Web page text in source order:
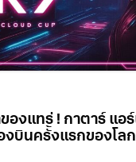
องแทร่ ! กาตาร์ แอ
งบินครั้งแรกของโล